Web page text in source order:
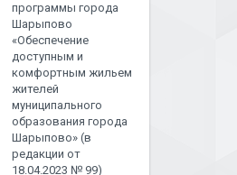
программы города
Шарыпово
«Обеспечение
доступным и
комфортным жильем
жителей
муниципального
образования города
Шарыпово» (в
редакции от
18.04.2023 № 99)